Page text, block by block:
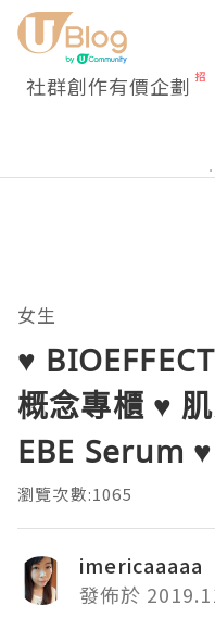
社群創作有價企劃
女生
♥
概念專櫃 ♥
EBE Serum ♥
瀏覽次數:1065
imericaaaaa
發佈於